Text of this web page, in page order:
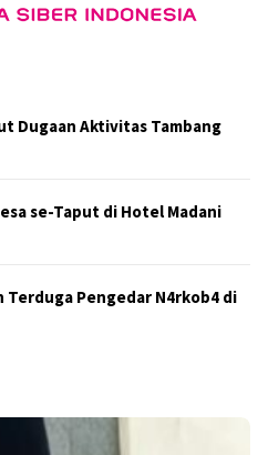
Dugaan Aktivitas Tambang
se-Taput di Hotel Madani
Terduga Pengedar N4rkob4 di